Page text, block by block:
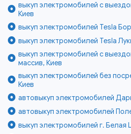
выкуп электромобилей с
Киев
выкуп электромобилей Tesla
выкуп электромобилей Tesla
выкуп электромобилей с
массив, Киев
выкуп электромобилей без
Киев
автовыкуп электромобилей
автовыкуп электромобилей
выкуп электромобилей г. Белая